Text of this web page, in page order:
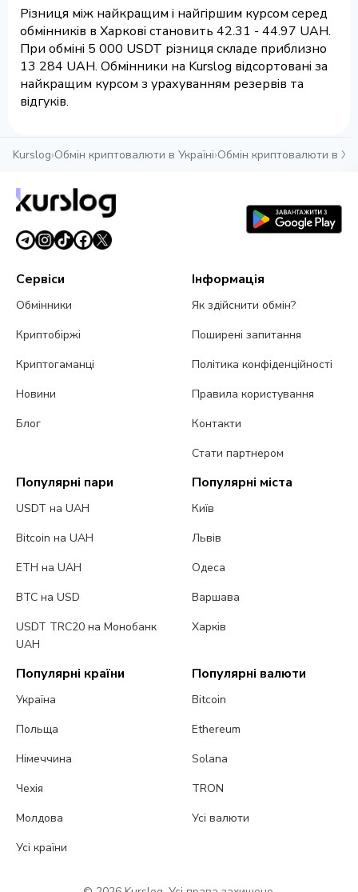
Різниця між найкращим і найгіршим курсом серед
обмінників в Харкові становить 42.31 - 44.97 UAH.
При обміні 5 000 USDT різниця складе приблизно
13 284 UAH. Обмінники на Kurslog відсортовані за
найкращим курсом з урахуванням резервів та
відгуків.
Kurslog›Обмін криптовалюти в Україні›Обмін криптовалюти в
Сервіси
Обмінники
Криптобіржі
Криптогаманці
Новини
Блог
Інформація
Як здійснити обмін?
Поширені запитання
Політика конфіденційності
Правила користування
Контакти
Стати партнером
Популярні пари
USDT на UAH
Bitcoin на UAH
ETH на UAH
BTC на USD
USDT TRC20 на Монобанк
UAH
Популярні міста
Київ
Львів
Одеса
Варшава
Харків
Популярні країни
Україна
Польща
Німеччина
Чехія
Молдова
Усі країни
Популярні валюти
Bitcoin
Ethereum
Solana
TRON
Усі валюти